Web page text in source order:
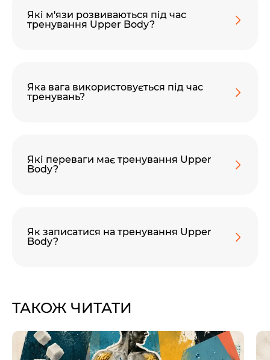
Які м'язи розвиваються під час
тренування Upper Body?
Яка вага використовується під час
тренувань?
Які переваги має тренування Upper
Body?
Як записатися на тренування Upper
Body?
ТАКОЖ ЧИТАТИ
00 59
Ми пам’ятаємо.